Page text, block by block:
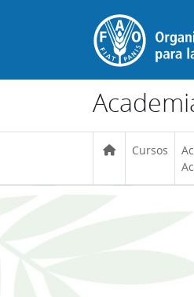
Salta al contenido principal
Cursos